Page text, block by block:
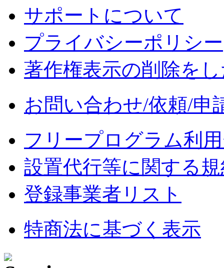
サポートについて
プライバシーポリシー
著作権表示の削除を
お問い合わせ/依頼/申
フリープログラム利
設置代行等に関する
登録事業者リスト
特商法に基づく表示